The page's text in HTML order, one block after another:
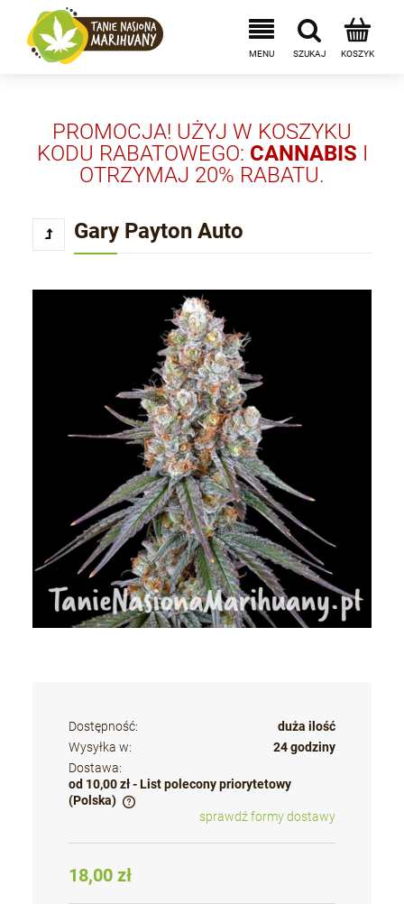
PROMOCJA! UŻYJ W KOSZYKU
KODU RABATOWEGO: CANNABIS I
OTRZYMAJ 20% RABATU.
Gary Payton Auto
Dostępność:
duża ilość
Wysyłka w:
24 godziny
Dostawa:
od 10,00 zł - List polecony priorytetowy
(Polska)
Cena nie zawiera ewentualnych kosztów płatności
sprawdź formy dostawy
18,00 zł